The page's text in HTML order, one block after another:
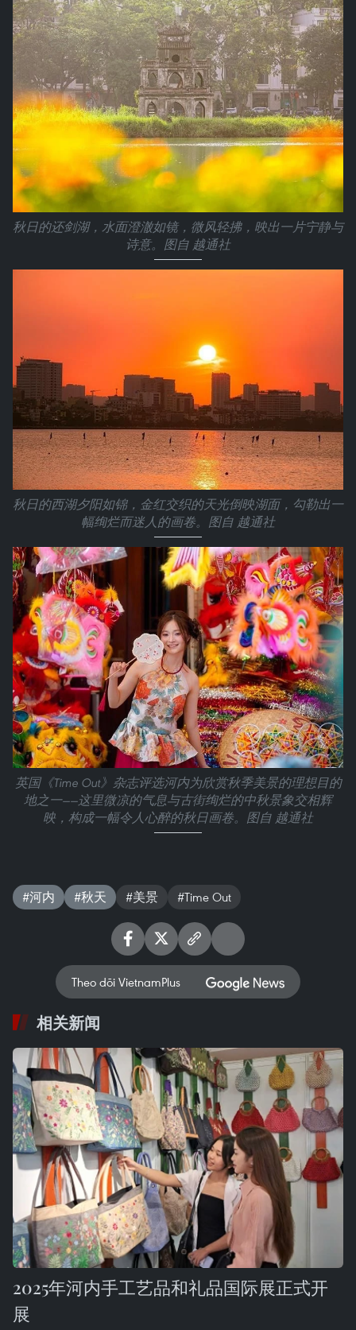
秋日的还剑湖，水面澄澈如镜，微风轻拂，映出一片宁静与
诗意。图自 越通社
秋日的西湖夕阳如锦，金红交织的天光倒映湖面，勾勒出一
幅绚烂而迷人的画卷。图自 越通社
英国《Time Out》杂志评选河内为欣赏秋季美景的理想目的
地之一——这里微凉的气息与古街绚烂的中秋景象交相辉
映，构成一幅令人心醉的秋日画卷。图自 越通社
#河内 #秋天 #美景 #Time Out
Theo dõi VietnamPlus
相关新闻
2025年河内手工艺品和礼品国际展正式开
展